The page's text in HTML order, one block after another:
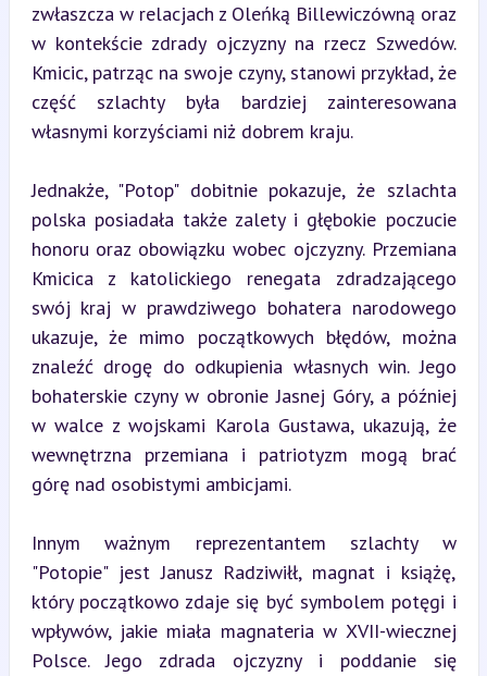
zwłaszcza w relacjach z Oleńką Billewiczówną oraz
w kontekście zdrady ojczyzny na rzecz Szwedów.
Kmicic, patrząc na swoje czyny, stanowi przykład, że
część szlachty była bardziej zainteresowana
własnymi korzyściami niż dobrem kraju.
Jednakże, "Potop" dobitnie pokazuje, że szlachta
polska posiadała także zalety i głębokie poczucie
honoru oraz obowiązku wobec ojczyzny. Przemiana
Kmicica z katolickiego renegata zdradzającego
swój kraj w prawdziwego bohatera narodowego
ukazuje, że mimo początkowych błędów, można
znaleźć drogę do odkupienia własnych win. Jego
bohaterskie czyny w obronie Jasnej Góry, a później
w walce z wojskami Karola Gustawa, ukazują, że
wewnętrzna przemiana i patriotyzm mogą brać
górę nad osobistymi ambicjami.
Innym ważnym reprezentantem szlachty w
"Potopie" jest Janusz Radziwiłł, magnat i książę,
który początkowo zdaje się być symbolem potęgi i
wpływów, jakie miała magnateria w XVII-wiecznej
Polsce. Jego zdrada ojczyzny i poddanie się